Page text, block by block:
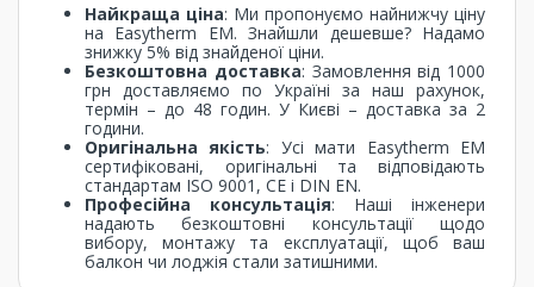
Найкраща ціна: Ми пропонуємо найнижчу ціну
на Easytherm EM. Знайшли дешевше? Надамо
знижку 5% від знайденої ціни.
Безкоштовна доставка: Замовлення від 1000
грн доставляємо по Україні за наш рахунок,
термін – до 48 годин. У Києві – доставка за 2
години.
Оригінальна якість: Усі мати Easytherm EM
сертифіковані, оригінальні та відповідають
стандартам ISO 9001, CE і DIN EN.
Професійна консультація: Наші інженери
надають безкоштовні консультації щодо
вибору, монтажу та експлуатації, щоб ваш
балкон чи лоджія стали затишними.